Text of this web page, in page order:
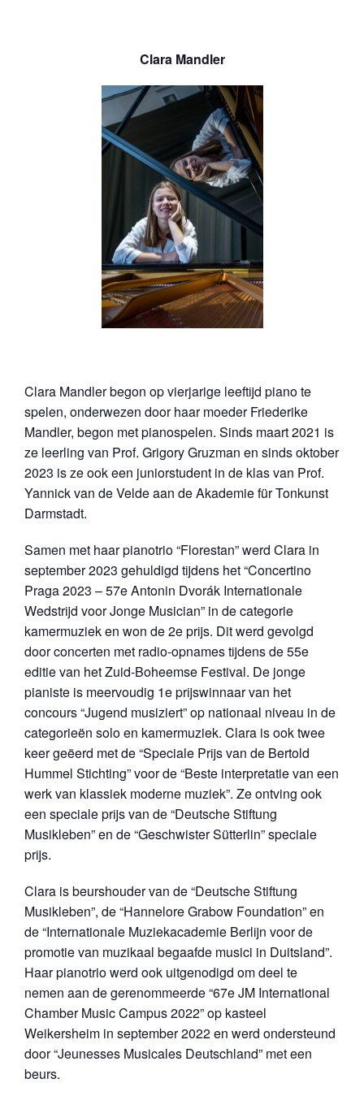
Clara Mandler
Clara Mandler begon op vierjarige leeftijd piano te
spelen, onderwezen door haar moeder Friederike
Mandler, begon met pianospelen. Sinds maart 2021 is
ze leerling van Prof. Grigory Gruzman en sinds oktober
2023 is ze ook een juniorstudent in de klas van Prof.
Yannick van de Velde aan de Akademie für Tonkunst
Darmstadt.
Samen met haar pianotrio “Florestan” werd Clara in
september 2023 gehuldigd tijdens het “Concertino
Praga 2023 – 57e Antonin Dvorák Internationale
Wedstrijd voor Jonge Musician” in de categorie
kamermuziek en won de 2e prijs. Dit werd gevolgd
door concerten met radio-opnames tijdens de 55e
editie van het Zuid-Boheemse Festival. De jonge
pianiste is meervoudig 1e prijswinnaar van het
concours “Jugend musiziert” op nationaal niveau in de
categorieën solo en kamermuziek. Clara is ook twee
keer geëerd met de “Speciale Prijs van de Bertold
Hummel Stichting” voor de “Beste interpretatie van een
werk van klassiek moderne muziek”. Ze ontving ook
een speciale prijs van de “Deutsche Stiftung
Musikleben” en de “Geschwister Sütterlin” speciale
prijs.
Clara is beurshouder van de “Deutsche Stiftung
Musikleben”, de “Hannelore Grabow Foundation” en
de “Internationale Muziekacademie Berlijn voor de
promotie van muzikaal begaafde musici in Duitsland”.
Haar pianotrio werd ook uitgenodigd om deel te
nemen aan de gerenommeerde “67e JM International
Chamber Music Campus 2022” op kasteel
Weikersheim in september 2022 en werd ondersteund
door “Jeunesses Musicales Deutschland” met een
beurs.